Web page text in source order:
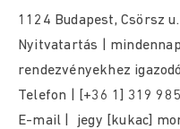
1124 Budapest, Csörsz
Nyitvatartás |
rendezvényekhez
Telefon | [+36 1] 319
E-mail | jegy [kukac]